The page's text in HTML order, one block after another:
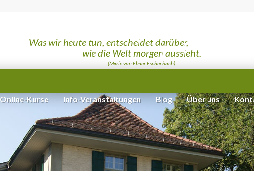
Was wir heute tun, entscheidet darüber,
wie die Welt morgen aussieht.
(Marie von Ebner Eschenbach)
Online-Kurse Info-Veranstaltungen Blog Über uns